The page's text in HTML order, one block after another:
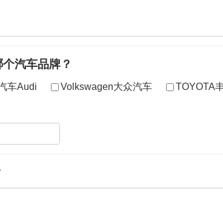
汽车品牌？
车Audi Volkswagen大众汽车 TOYOTA